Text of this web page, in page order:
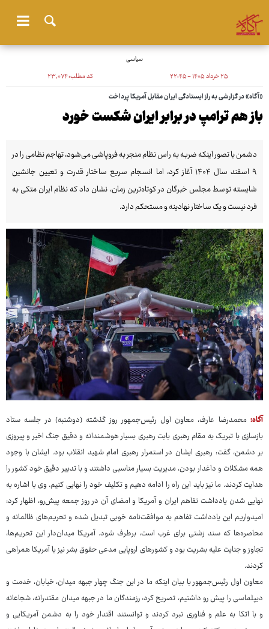
سیاسی
۲۵ خرداد ۱۴۰۵ - ۲۲:۴۵ کد مطلب:۲۳٬۰۷۴
«آگاه» در گزارشی به راز ایستادگی ایران مقابل آمریکا پرداخت
باز هم ترامپ در برابر ایران شکست خورد
دشمن با تصور اینکه ضربه به راس نظام منجر به فروپاشی می‌شود، تهاجم نظامی را در
۹ اسفند سال ۱۴۰۴ آغاز کرد، اما انسجام سریع ساختار قدرت و تعیین جانشین
شایسته توسط مجلس خبرگان در کوتاه‌ترین زمان، نشان داد که نظام ایران متکی به
فرد نیست و یک ساختار نهادینه و مستحکم دارد.
آگاه: محمدرضا عارف، معاون اول رئیس‌جمهور روز گذشته (دوشنبه) در جلسه ستاد
بازسازی با تبریک به مقام رهبری بابت رهبری بسیار هوشمندانه و دقیق جنگ اخیر و پیروزی
بر دشمن، گفت: رهبری ایشان در استمرار رهبری امام شهید انقلاب بود. ایشان با وجود
همه مشکلات و داغدار بودن، مدیریت بسیار مناسبی داشتند و با تدبیر دقیق خود کشور را
هدایت کردند. ما نیز باید این راه را ادامه دهیم و تکلیف خود را نهایی کنیم. وی با اشاره به
نهایی شدن یادداشت تفاهم ایران و آمریکا و امضای آن در روز جمعه پیش‌رو، اظهار کرد:
امیدواریم این یادداشت تفاهم به موافقت‌نامه خوبی تبدیل شده و تحریم‌های ظالمانه و
محاصره‌ها که سند زشتی برای غرب است، برطرف شود. آمریکا میدان‌دار این تحریم‌ها،
تجاوز و جنایت علیه بشریت بود و کشورهای اروپایی مدعی حقوق بشر نیز با آمریکا همراهی
کردند.
معاون اول رئیس‌جمهور با بیان اینکه ما در این جنگ چهار جبهه میدان، خیابان، خدمت و
دیپلماسی را پیش رو داشتیم، تصریح کرد: رزمندگان ما در جبهه میدان مقتدرانه، شجاعانه
و با اتکا به علم و فناوری نبرد کردند و توانستند اقتدار خود را به دشمن آمریکایی و